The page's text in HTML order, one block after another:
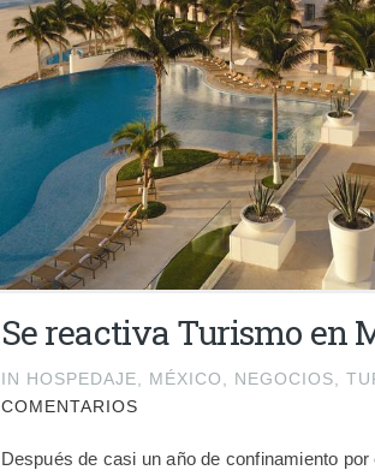
Se reactiva Turismo en
IN HOSPEDAJE MÉXICO NEGOCIOS
COMENTARIOS
Después de casi un año de confinamiento